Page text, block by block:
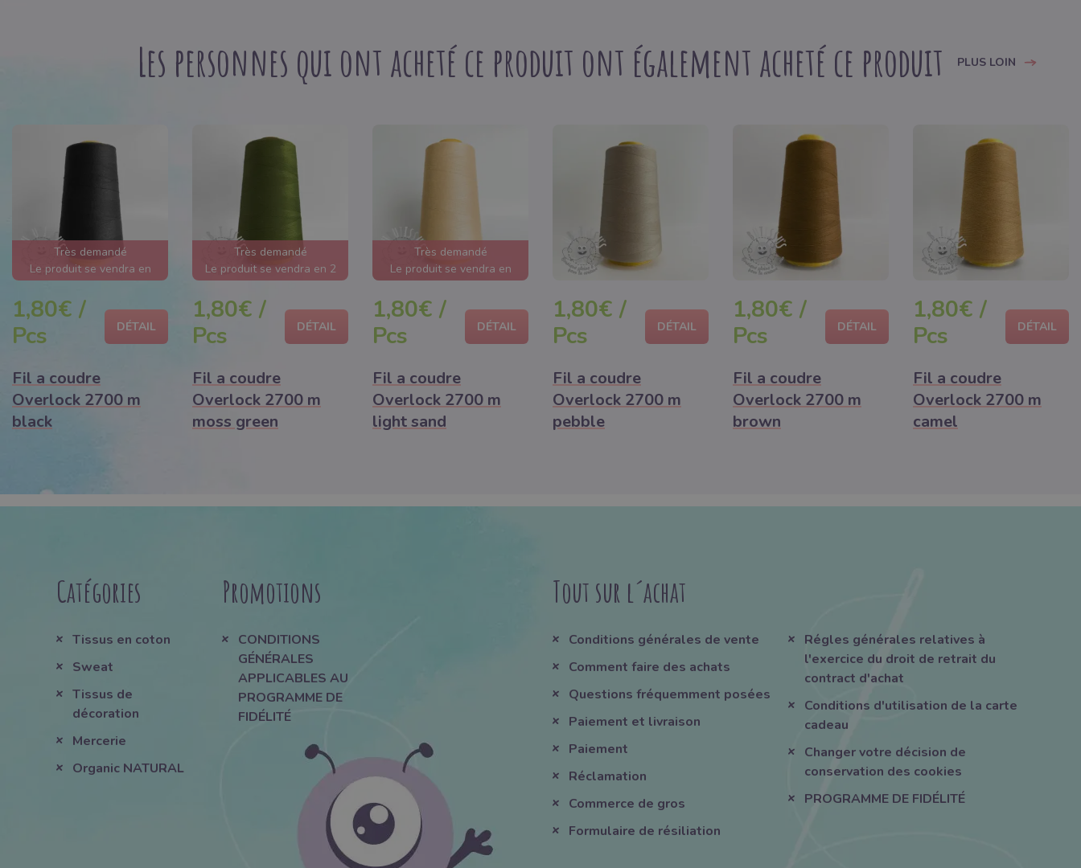
Les personnes qui ont acheté ce produit ont également acheté ce produit PLUS LOIN
Très demandé
Le produit se vendra en
quelques heures
1,80€ /
Pcs
DÉTAIL
Fil a coudre
Overlock 2700 m
black
Très demandé
Le produit se vendra en 2
jours
1,80€ /
Pcs
DÉTAIL
Fil a coudre
Overlock 2700 m
moss green
Très demandé
Le produit se vendra en
quelques heures
1,80€ /
Pcs
DÉTAIL
Fil a coudre
Overlock 2700 m
light sand
1,80€ /
Pcs
DÉTAIL
Fil a coudre
Overlock 2700 m
pebble
1,80€ /
Pcs
DÉTAIL
Fil a coudre
Overlock 2700 m
brown
1,80€ /
Pcs
DÉTAIL
Fil a coudre
Overlock 2700 m
camel
Catégories
Tissus en coton
Sweat
Tissus de
décoration
Mercerie
Organic NATURAL
Promotions
CONDITIONS
GÉNÉRALES
APPLICABLES AU
PROGRAMME DE
FIDÉLITÉ
Tout sur l´achat
Conditions générales de vente
Comment faire des achats
Questions fréquemment posées
Paiement et livraison
Paiement
Réclamation
Commerce de gros
Formulaire de résiliation
Régles générales relatives à
l'exercice du droit de retrait du
contract d'achat
Conditions d'utilisation de la carte
cadeau
Changer votre décision de
conservation des cookies
PROGRAMME DE FIDÉLITÉ